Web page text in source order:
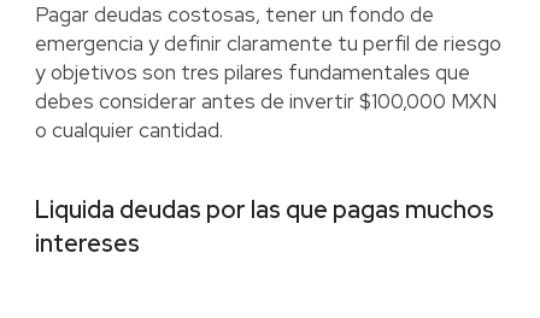
Pagar deudas costosas, tener un fondo de
emergencia y definir claramente tu perfil de riesgo
y objetivos son tres pilares fundamentales que
debes considerar antes de invertir $100,000 MXN
o cualquier cantidad.
Liquida deudas por las que pagas muchos
intereses